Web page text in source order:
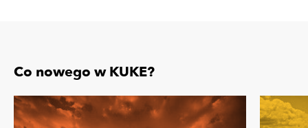
Co nowego w KUKE?